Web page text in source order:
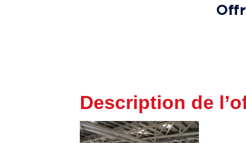
Description de